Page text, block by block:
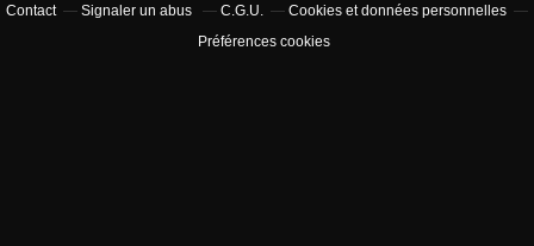
Contact
Signaler un abus C.G.U.
Cookies et données personnelles
Préférences cookies